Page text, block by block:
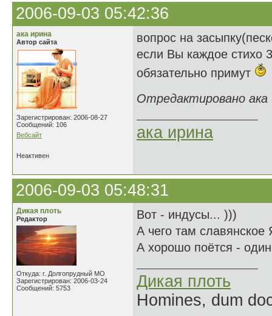
2006-09-03 05:42:36
ака ирина
Автор сайта
Зарегистрирован: 2006-08-27
Сообщений: 106
Вебсайт
вопрос на
если Вы каждое стихо
обязательно примут
Отредактировано ака
ака ирина
Неактивен
2006-09-03 05:48:31
Дикая плоть
Редактор
Откуда: г. Долгопрудный МО
Зарегистрирован: 2006-03-24
Сообщений: 5753
Вот - индусы... )))
А чего там
А хорошо поётся -
Дикая плоть
Homines, dum